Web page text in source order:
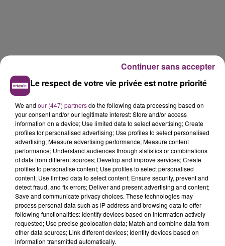
Le respect de votre vie privée est notre priorité
We and our (447) partnersdo the following data processing based on
your consent and/or our legitimate interest: Store and/or access
information on a device; Use limited data to select advertising; Create
profiles for personalised advertising; Use profiles to select personalised
advertising; Measure advertising performance; Measure content
performance; Understand audiences through statistics or combinations
of data from different sources; Develop and improve services; Create
profiles to personalise content; Use profiles to select personalised
content; Use limited data to select content; Ensure security, prevent and
detect fraud, and fix errors; Deliver and present advertising and content;
Save and communicate privacy choices. These technologies may
process personal data such as IP address and browsing data to offer
following functionalities: Identify devices based on information actively
requested; Use precise geolocation data; Match and combine data from
other data sources; Link different devices; Identify devices based on
information transmitted automatically.
Continuer sans accepter